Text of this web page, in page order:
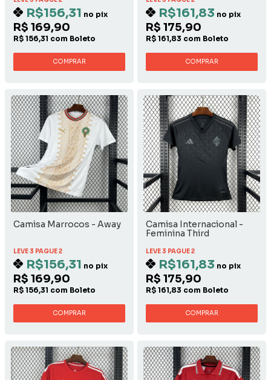
R$156,31 no pix
R$ 169,90
R$ 156,31 com Boleto
COMPRAR
R$161,83 no pix
R$ 175,90
R$ 161,83 com Boleto
COMPRAR
Camisa Marrocos - Away
LEVE 3 PAGUE 2
R$156,31 no pix
R$ 169,90
R$ 156,31 com Boleto
COMPRAR
Camisa Internacional -
Feminina Third
LEVE 3 PAGUE 2
R$161,83 no pix
R$ 175,90
R$ 161,83 com Boleto
COMPRAR